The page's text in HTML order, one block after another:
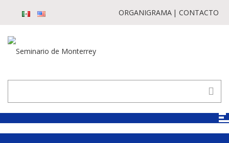
ORGANIGRAMA CONTACTO